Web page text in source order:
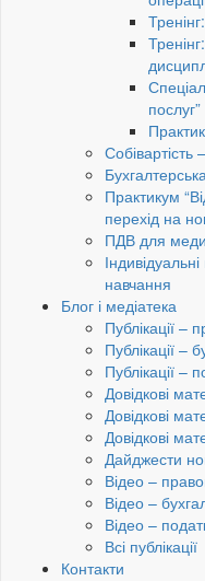
послуг”
Собівартість
Практикум
перехід на
ПДВ для
навчання
Блог і медіатека
Публікації –
Публікації –
Публікації –
Довідкові
Довідкові
Довідкові
Дайджести
Відео –
Відео –
Відео –
Всі публікації
Контакти